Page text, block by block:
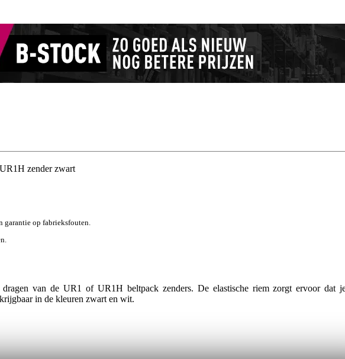
zender zwart
garantie op fabrieksfouten.
van de UR1 of UR1H beltpack zenders. De elastische riem zorgt ervoor dat
in de kleuren zwart en wit.